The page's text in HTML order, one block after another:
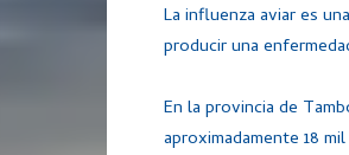
La influenza aviar es
producir una
En la provincia de
aproximadamente 18